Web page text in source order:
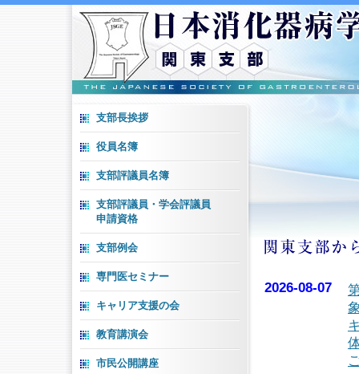
2026-08-07
支部長挨拶
役員名簿
支部評議員名簿
支部評議員・学会評議員
申請資格
支部例会
専門医セミナー
キャリア支援の会
教育講演会
市民公開講座